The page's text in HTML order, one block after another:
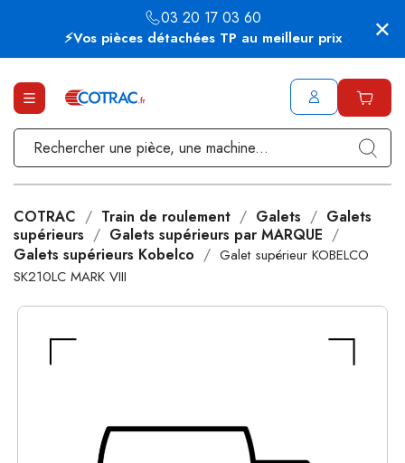
⚡Vos pièces détachées TP au meilleur prix
03 20 17 03 60
COTRAC Train de roulement Galets
Galets
supérieurs
Galets supérieurs par MARQUE
Galets supérieurs Kobelco
Galet supérieur KOBELCO
SK210LC MARK VIII